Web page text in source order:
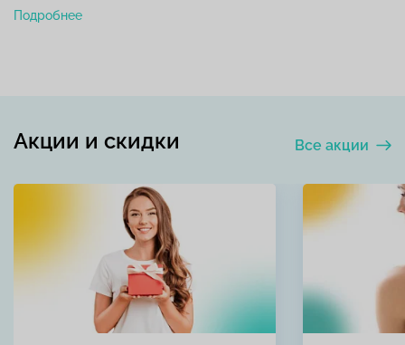
Подробнее
Все акции
Акции и скидки